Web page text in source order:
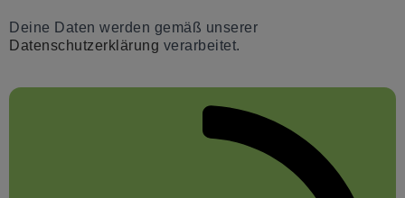
Deine Daten werden gemäß unserer
Datenschutzerklärung verarbeitet.